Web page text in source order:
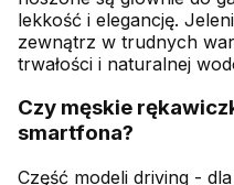
lekkość i elegancję.
zewnątrz w trudnych
trwałości i naturalnej
Czy męskie
smartfona?
Część modeli driving -